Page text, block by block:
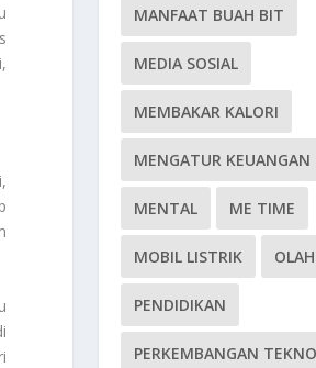
MANFAAT BUAH BIT
MEDIA SOSIAL
MEMBAKAR KALORI
MENGATUR KEUANGAN
MENTAL ME TIME
MOBIL LISTRIK
PENDIDIKAN
PERKEMBANGAN